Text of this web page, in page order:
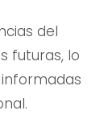
del
futuras, lo